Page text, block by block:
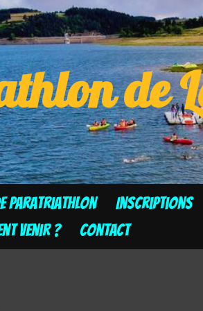
de
Paratriathlon Inscriptions
venir ? Contact